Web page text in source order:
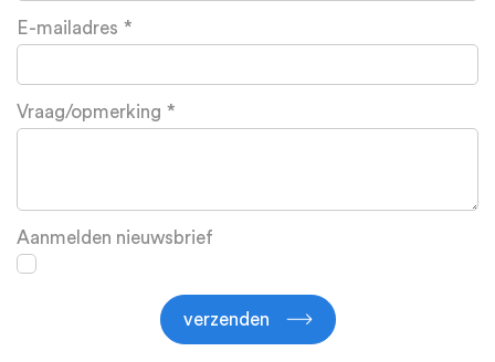
E-mailadres
Vraag/opmerking
Aanmelden nieuwsbrief
verzenden